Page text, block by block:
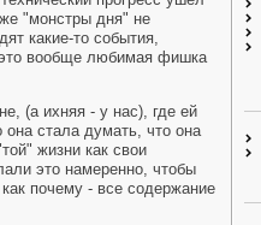
"монстры дня" не
какие-то события,
вообще любимая фишка
(а ихняя - у нас), где ей
стала думать, что она
жизни как свои
это намеренно, чтобы
почему - все содержание